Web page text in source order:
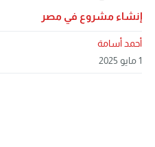
إنشاء مشروع في مصر
أحمد أسامة
1 مايو 2025